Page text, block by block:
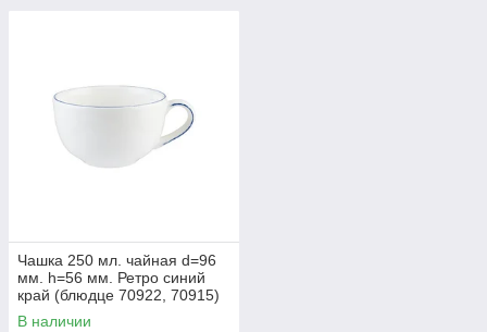
Чашка 250 мл. чайная d=96
мм. h=56 мм. Ретро синий
край (блюдце 70922, 70915)
Bonna /1/6/708 ВДОХНОВ
В наличии